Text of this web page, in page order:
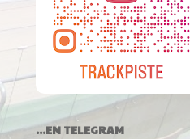
...EN TELEGRAM